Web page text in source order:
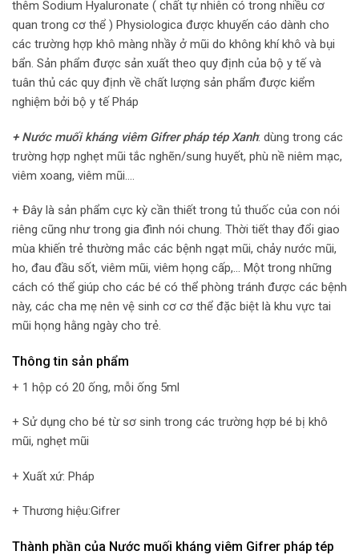
thêm Sodium Hyaluronate ( chất tự nhiên có trong nhiều cơ
quan trong cơ thể ) Physiologica được khuyến cáo dành cho
các trường hợp khô màng nhầy ở mũi do không khí khô và bụi
bẩn. Sản phẩm được sản xuất theo quy định của bộ y tế và
tuân thủ các quy định về chất lượng sản phẩm được kiểm
nghiệm bởi bộ y tế Pháp
+ Nước muối kháng viêm Gifrer pháp tép Xanh: dùng trong các
trường hợp nghẹt mũi tắc nghẽn/sung huyết, phù nề niêm mạc,
viêm xoang, viêm mũi….
+ Đây là sản phẩm cực kỳ cần thiết trong tủ thuốc của con nói
riêng cũng như trong gia đình nói chung. Thời tiết thay đổi giao
mùa khiến trẻ thường mắc các bệnh ngạt mũi, chảy nước mũi,
ho, đau đầu sốt, viêm mũi, viêm họng cấp,… Một trong những
cách có thể giúp cho các bé có thể phòng tránh được các bệnh
này, các cha mẹ nên vệ sinh cơ cơ thể đặc biệt là khu vực tai
mũi họng hằng ngày cho trẻ.
Thông tin sản phẩm
+ 1 hộp có 20 ống, mỗi ống 5ml
+ Sử dụng cho bé từ sơ sinh trong các trường hợp bé bị khô
mũi, nghẹt mũi
+ Xuất xứ: Pháp
+ Thương hiệu:Gifrer
Thành phần của Nước muối kháng viêm Gifrer pháp tép